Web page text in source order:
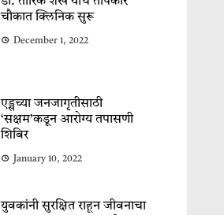
चौकात क्लिनिक सुरू
December 1, 2022
एड्सच्या जनजागृतीसाठी
‘सक्षम’कडून आरोग्य तपासणी
शिबिर
January 10, 2022
युवकांनी सुरक्षित राहून जीवनाचा